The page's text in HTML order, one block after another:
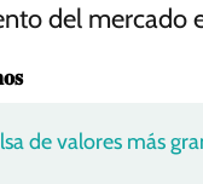
del mercado
de valores más